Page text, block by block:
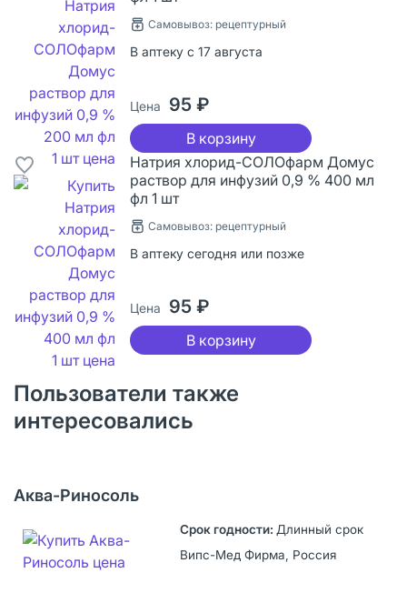
Самовывоз: рецептурный
В аптеку с 17 августа
Цена 95 ₽
В корзину
Натрия хлорид-СОЛОфарм Домус
раствор для инфузий 0,9 % 400 мл
фл 1 шт
Самовывоз: рецептурный
В аптеку сегодня или позже
Цена 95 ₽
В корзину
Пользователи также
интересовались
Аква-Риносоль
Длинный срок
Випс-Мед Фирма, Россия